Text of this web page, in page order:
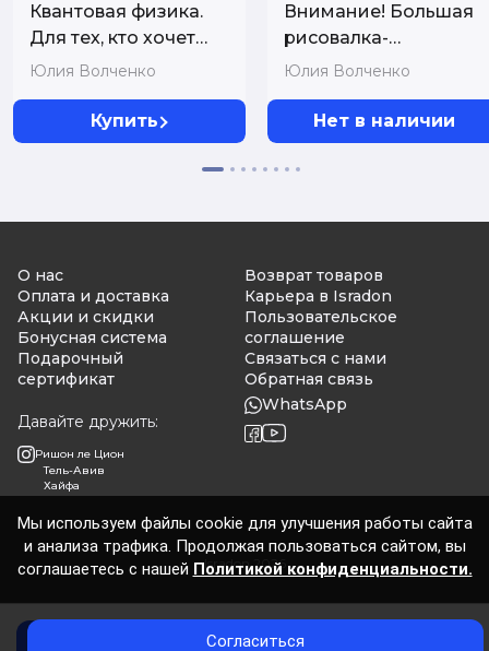
Добавить в корзину
Квантовая физика.
Для тех, кто хочет
все успеть
Юлия Волченко
Купить
Внимание! Большая
рисовалка-
находилка
Юлия Волченко
Нет в наличии
О нас
Оплата и доставка
Акции и скидки
Бонусная система
Подарочный
сертификат
Давайте дружить:
Ришон ле Цион
Тель-Авив
Хайфа
Возврат товаров
Карьера в Isradon
Пользовательское
соглашение
Связаться с нами
Обратная связь
WhatsApp
Isradon 2026
Мы используем файлы cookie для улучшения работы сайта
и анализа трафика. Продолжая пользоваться сайтом, вы
соглашаетесь с нашей Политикой конфиденциальности.
Согласиться